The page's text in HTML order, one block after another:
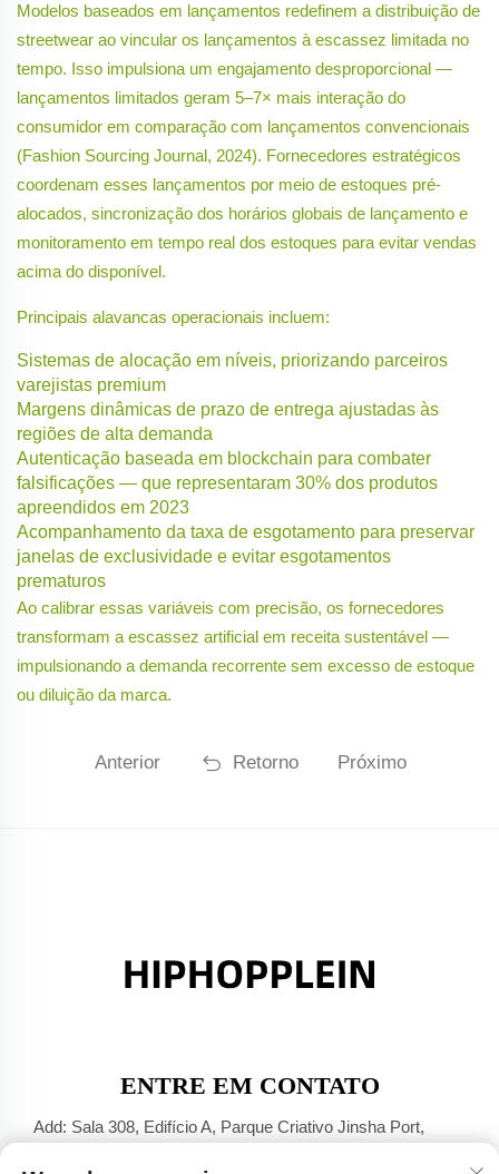
Modelos baseados em lançamentos redefinem a distribuição de
streetwear ao vincular os lançamentos à escassez limitada no
tempo. Isso impulsiona um engajamento desproporcional —
lançamentos limitados geram 5–7× mais interação do
consumidor em comparação com lançamentos convencionais
(Fashion Sourcing Journal, 2024). Fornecedores estratégicos
coordenam esses lançamentos por meio de estoques pré-
alocados, sincronização dos horários globais de lançamento e
monitoramento em tempo real dos estoques para evitar vendas
acima do disponível.
Principais alavancas operacionais incluem:
Sistemas de alocação em níveis, priorizando parceiros
varejistas premium
Margens dinâmicas de prazo de entrega ajustadas às
regiões de alta demanda
Autenticação baseada em blockchain para combater
falsificações — que representaram 30% dos produtos
apreendidos em 2023
Acompanhamento da taxa de esgotamento para preservar
janelas de exclusividade e evitar esgotamentos
prematuros
Ao calibrar essas variáveis com precisão, os fornecedores
transformam a escassez artificial em receita sustentável —
impulsionando a demanda recorrente sem excesso de estoque
ou diluição da marca.
Anterior Retorno Próximo
ENTRE EM CONTATO
Add: Sala 308, Edifício A, Parque Criativo Jinsha Port,